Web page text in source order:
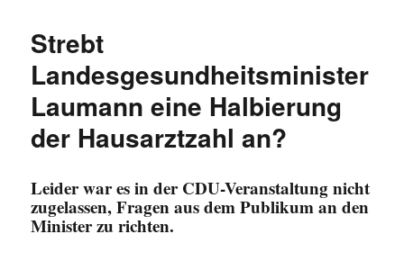
Strebt
Landesgesundheitsminister
Laumann eine Halbierung
der Hausarztzahl an?
Leider war es in der CDU-Veranstaltung nicht
zugelassen, Fragen aus dem Publikum an den
Minister zu richten.